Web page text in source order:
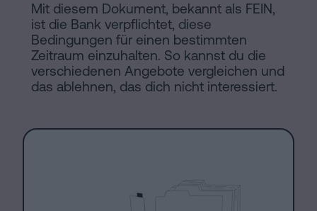
Mit diesem Dokument, bekannt als FEIN,
ist die Bank verpflichtet, diese
Bedingungen für einen bestimmten
Zeitraum einzuhalten. So kannst du die
verschiedenen Angebote vergleichen und
das ablehnen, das dich nicht interessiert.